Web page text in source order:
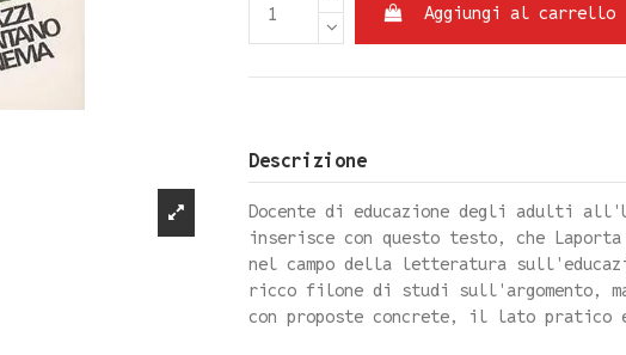
Aggiungi al carrello
Descrizione
Docente di educazione degli adulti
inserisce con questo testo, che
nel campo della letteratura
ricco filone di studi sull'argomento,
con proposte concrete, il lato pratico